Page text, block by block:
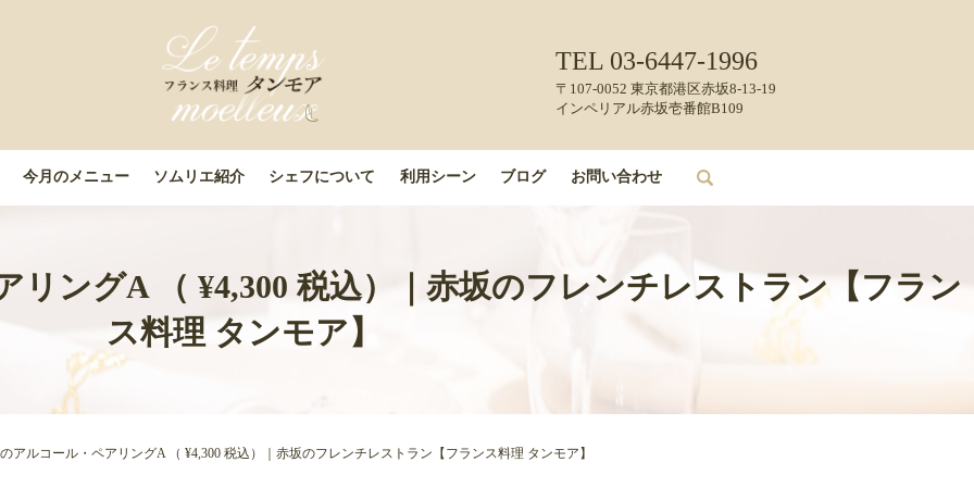
今月のメニュー ソムリエ紹介 シェフについて 利用シーン ブログ お問い合わせ search
TEL 03-6447-1996
〒107-0052 東京都港区赤坂8-13-19
インペリアル赤坂壱番館B109
リングA （ ¥4,300 税込）｜赤坂のフレンチレストラン【フラン
ス料理 タンモア】
アルコール・ペアリングA （ ¥4,300 税込）｜赤坂のフレンチレストラン【フランス料理 タンモア】